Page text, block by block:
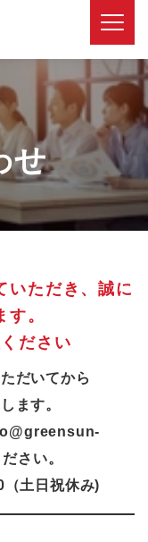
せ
いただき、誠に
。
ださい
だいてから
ます。
さい。
土日祝休み)